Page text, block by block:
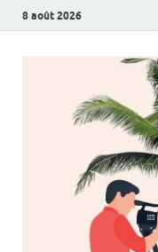
8 août 2026